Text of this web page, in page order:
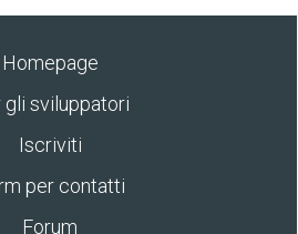
Homepage
gli sviluppatori
Iscriviti
per contatti
Forum